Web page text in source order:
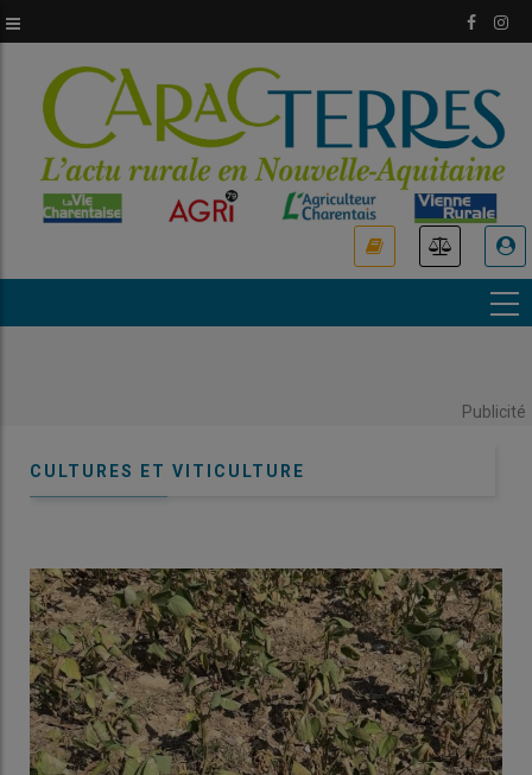
au
principal
Publicité
CULTURES ET VITICULTURE